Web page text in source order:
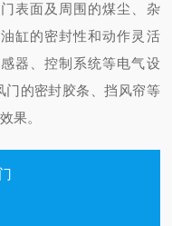
表面及周围的煤尘、杂
缸的密封性和动作灵活
器、控制系统等电气设
门的密封胶条、挡风帘等
果。